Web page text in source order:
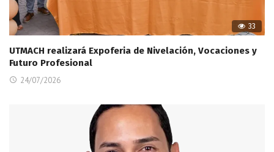
33
UTMACH realizará Expoferia de Nivelación, Vocaciones y
Futuro Profesional
24/07/2026